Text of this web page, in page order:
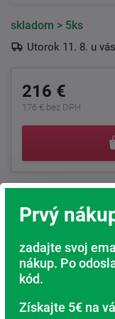
skladom > 5ks
Utorok 11. 8. u vás
216 €
176 € bez DPH
+421222
Po-Pia 8:00 - 17:00
Uistite sa, že
Prvý
zadajte svoj
nákup. Po
kód.
Získajte 5€ na